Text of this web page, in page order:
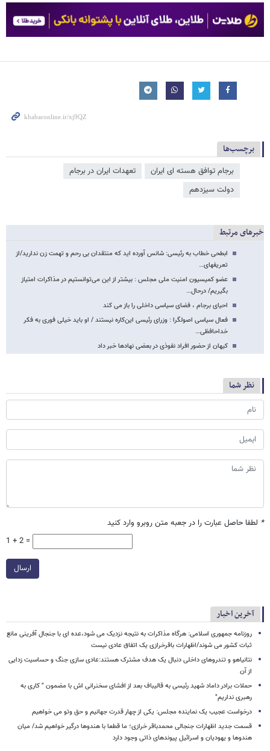
برچسب‌ها
برجام توافق هسته ای ایران
تعهدات ایران در برجام
دولت سیزدهم
خبرهای مرتبط
ابطحی خطاب به رئیسی: شانس آورده اید که منتقدان بی رحم و تهمت زن ندارید/از
تعریفهای…
عضو کمیسیون امنیت ملی مجلس : بیشتر از این می‌توانستیم در مذاکرات امتیاز
بگیریم/ درحال…
احیای برجام ، فضای سیاسی داخلی را باز می کند
فعال سیاسی اصولگرا : وزرای رئیسی این‌کاره نیستند / او باید خیلی فوری به فکر
خداحافظی…
کیهان از حضور افراد نفوذی در بعضی نهادها خبر داد
نظر شما
* لطفا حاصل عبارت را در جعبه متن روبرو وارد کنید
1 + 2 =
ارسال
آخرین اخبار
روزنامه جمهوری اسلامی: هرگاه مذاکرات به نتیجه نزدیک می شود،عده ای با جنجال آفرینی مانع
ثبات کشور می شوند/اظهارات باقرخرازی یک اتفاق عادی نیست
نتانیاهو و تندروهای داخلی دنبال یک هدف مشترک هستند:عادی سازی جنگ و حساسیت زدایی
از آن
حملات برادر داماد شهید رئیسی به قالیباف بعد از افشای سخنرانی اش با مضمون " کاری به
رهبری نداریم"
درخواست عجیب یک نماینده مجلس: یکی از چهار قدرت جهانیم و حق وتو می خواهیم
قسمت جدید اظهارات جنجالی محمدباقر خرازی؛ ما قطعا با هندوها درگیر خواهیم شد/ میان
هندوها و یهودیان و اسرائیل پیوندهای ذاتی وجود دارد